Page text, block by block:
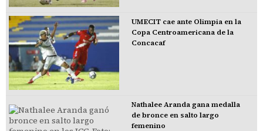
UMECIT cae ante Olimpia en la
Copa Centroamericana de la
Concacaf
Nathalee Aranda gana medalla
de bronce en salto largo
femenino